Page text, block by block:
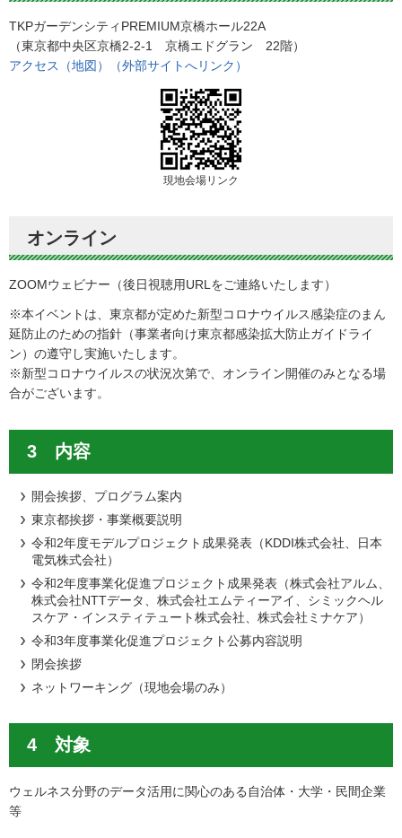
TKPガーデンシティPREMIUM京橋ホール22A
（東京都中央区京橋2-2-1 京橋エドグラン 22階）
アクセス（地図）（外部サイトへリンク）
現地会場リンク
オンライン
ZOOMウェビナー（後日視聴用URLをご連絡いたします）
※本イベントは、東京都が定めた新型コロナウイルス感染症のまん
延防止のための指針（事業者向け東京都感染拡大防止ガイドライ
ン）の遵守し実施いたします。
※新型コロナウイルスの状況次第で、オンライン開催のみとなる場
合がございます。
3 内容
開会挨拶、プログラム案内
東京都挨拶・事業概要説明
令和2年度モデルプロジェクト成果発表（KDDI株式会社、日本
電気株式会社）
令和2年度事業化促進プロジェクト成果発表（株式会社アルム、
株式会社NTTデータ、株式会社エムティーアイ、シミックヘル
スケア・インスティテュート株式会社、株式会社ミナケア）
令和3年度事業化促進プロジェクト公募内容説明
閉会挨拶
ネットワーキング（現地会場のみ）
4 対象
ウェルネス分野のデータ活用に関心のある自治体・大学・民間企業
等